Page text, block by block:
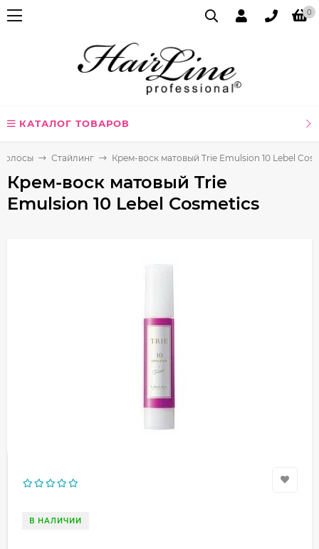
0
КАТАЛОГ ТОВАРОВ
Стайлинг Крем-воск матовый Trie Emulsion 10 Lebel
Крем-воск матовый Trie
Emulsion 10 Lebel Cosmetics
В НАЛИЧИИ